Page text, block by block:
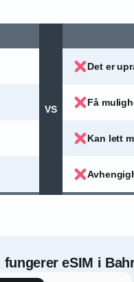
VS
Det er
Få
Kan lett
fungerer eSIM i